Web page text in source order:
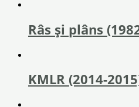
Râs și plâns
KMLR (2014-